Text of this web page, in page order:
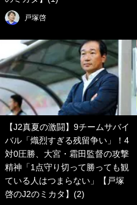
戸塚啓
【J2真夏の激闘】9チームサバイ
バル「熾烈すぎる残留争い」！4
対0圧勝、大宮・霜田監督の攻撃
精神「1点守り切って勝っても観
ている人はつまらない」【戸塚
啓のJ2のミカタ】(2)